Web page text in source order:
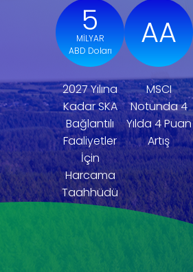
5
MİLYAR
ABD Doları
2027 Yılına
Kadar SKA
Bağlantılı
Faaliyetler
İçin
Harcama
Taahhüdü
AA
MSCI
Notunda 4
Yılda 4 Puan
Artış